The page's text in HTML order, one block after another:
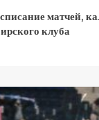
матчей,
клуба